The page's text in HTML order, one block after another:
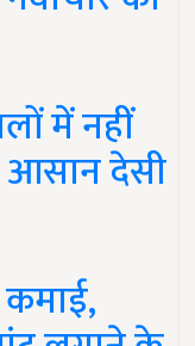
में नहीं
आसान देसी